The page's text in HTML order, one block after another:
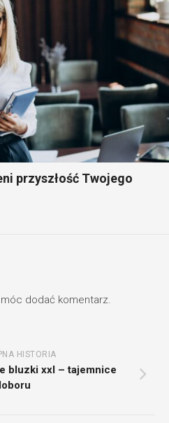
przyszłość Twojego
móc dodać komentarz.
HISTORIA
bluzki xxl – tajemnice